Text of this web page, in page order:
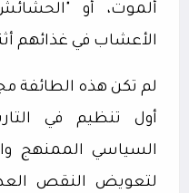
ألموت، أو
الأعشاب في غذائهم
لم تكن هذه الطائفة
أول تنظيم في
السياسي الممنهج
لتعويض النقص